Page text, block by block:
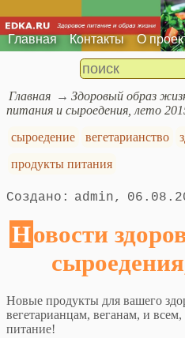
Главная Контакты О
Главная Здоровый образ
питания и сыроедения, лето
сыроедение
вегетарианство
продукты питания
admin
Новости здорового питания и
Новые продукты для вашего
вегетарианцам, веганам, и
питание!